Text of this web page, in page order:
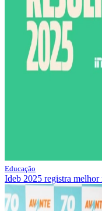
Educação
Ideb 2025 registra